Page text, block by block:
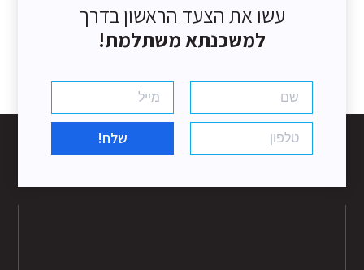
עשו את הצעד הראשון בדרך
למשכנתא משתלמת!
שלח!